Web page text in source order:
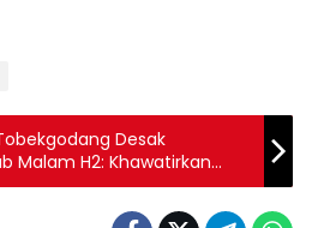
Desak
Malam H2: Khawatirkan
bagi Generasi Muda